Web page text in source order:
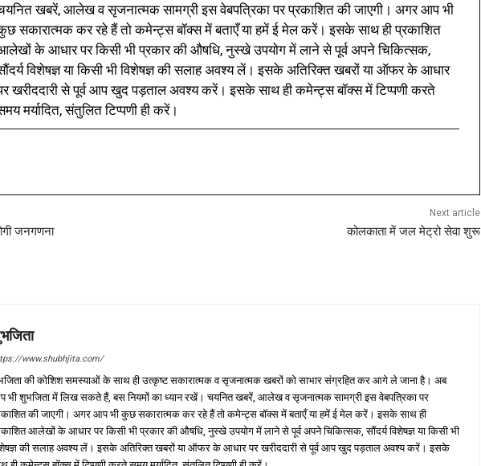
खबरें, आलेख व सृजनात्मक सामग्री इस वेबपत्रिका पर प्रकाशित की जाएगी। अगर आप भी
सकारात्मक कर रहे हैं तो कमेन्ट्स बॉक्स में बताएँ या हमें ई मेल करें। इसके साथ ही प्रकाशित
के आधार पर किसी भी प्रकार की औषधि, नुस्खे उपयोग में लाने से पूर्व अपने चिकित्सक,
विशेषज्ञ या किसी भी विशेषज्ञ की सलाह अवश्य लें। इसके अतिरिक्त खबरों या ऑफर के आधार
खरीददारी से पूर्व आप खुद पड़ताल अवश्य करें। इसके साथ ही कमेन्ट्स बॉक्स में टिप्पणी करते
मर्यादित, संतुलित टिप्पणी ही करें।
जनगणना
Next article
कोलकाता में जल मेट्रो सेवा शुरू
www.shubhjita.com/
की कोशिश समस्याओं के साथ ही उत्कृष्ट सकारात्मक व सृजनात्मक खबरों को साभार संग्रहित कर आगे ले जाना है। अब
भी शुभजिता में लिख सकते हैं, बस नियमों का ध्यान रखें। चयनित खबरें, आलेख व सृजनात्मक सामग्री इस वेबपत्रिका पर
की जाएगी। अगर आप भी कुछ सकारात्मक कर रहे हैं तो कमेन्ट्स बॉक्स में बताएँ या हमें ई मेल करें। इसके साथ ही
आलेखों के आधार पर किसी भी प्रकार की औषधि, नुस्खे उपयोग में लाने से पूर्व अपने चिकित्सक, सौंदर्य विशेषज्ञ या किसी भी
की सलाह अवश्य लें। इसके अतिरिक्त खबरों या ऑफर के आधार पर खरीददारी से पूर्व आप खुद पड़ताल अवश्य करें। इसके